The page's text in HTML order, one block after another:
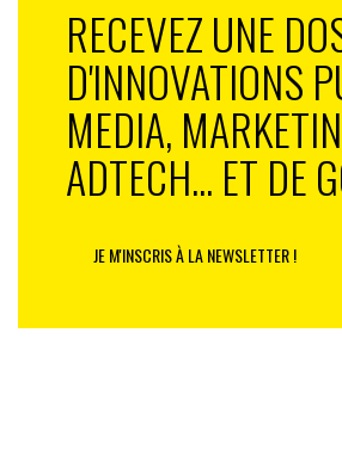
LES AUTRES PRIX OR
RECEVEZ UNE
D'INNOVATIONS
MEDIA,
ADTECH... ET DE
JE M'INSCRIS À LA NEWSLETTER !